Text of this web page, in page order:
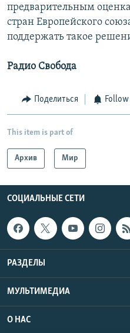
предварительным
стран Европейского
поддержать такое
Радио Свобода
Поделиться
This item is part of
Архив Мир
СОЦИАЛЬНЫЕ СЕТИ
РАЗДЕЛЫ
МУЛЬТИМЕДИА
О НАС